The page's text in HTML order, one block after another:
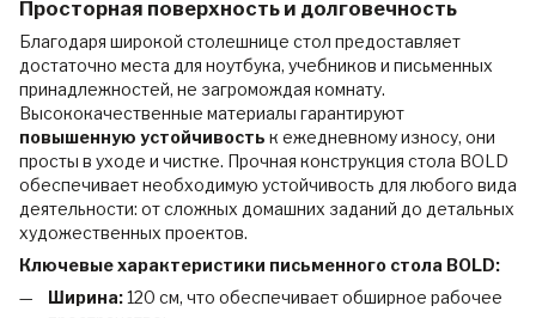
Просторная поверхность и долговечность
Благодаря широкой столешнице стол предоставляет
достаточно места для ноутбука, учебников и письменных
принадлежностей, не загромождая комнату.
Высококачественные материалы гарантируют
повышенную устойчивость к ежедневному износу, они
просты в уходе и чистке. Прочная конструкция стола BOLD
обеспечивает необходимую устойчивость для любого вида
деятельности: от сложных домашних заданий до детальных
художественных проектов.
Ключевые характеристики письменного стола BOLD:
Ширина:120 см, что обеспечивает обширное рабочее